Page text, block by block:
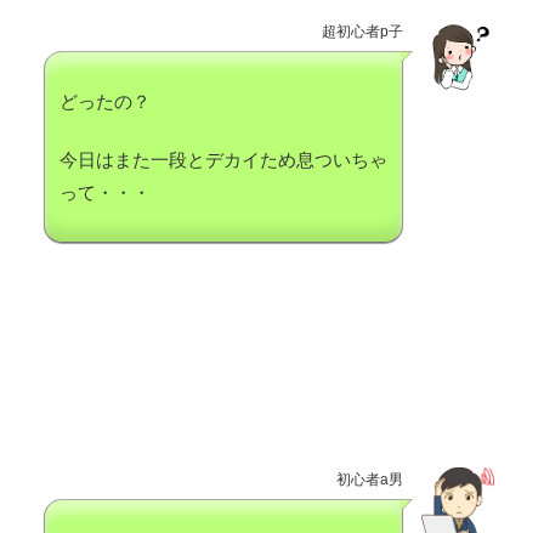
超初心者p子
どったの？
今日はまた一段とデカイため息ついちゃ
って・・・
初心者a男